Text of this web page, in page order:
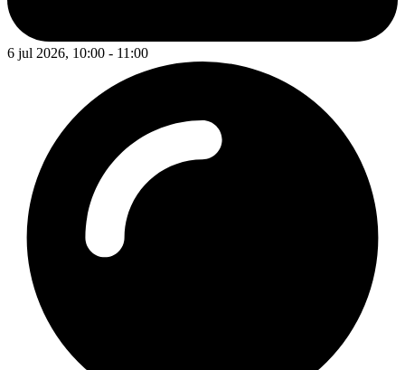
6 jul 2026, 10:00 - 11:00